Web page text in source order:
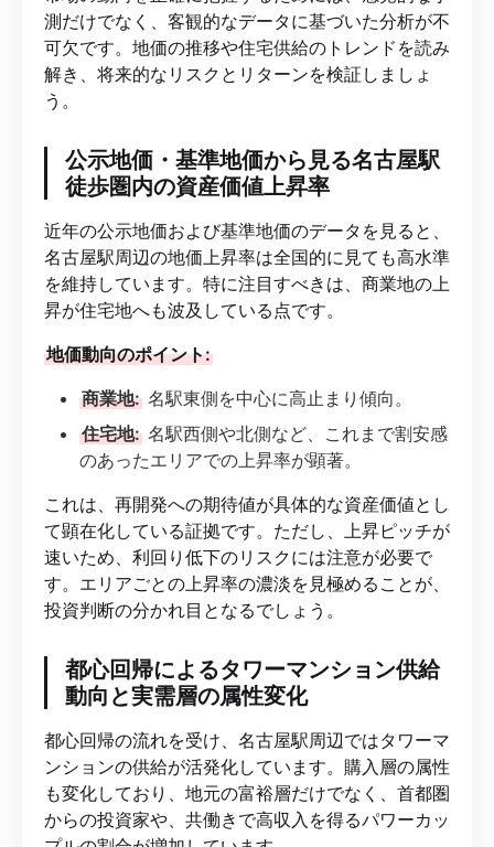
測だけでなく、客観的なデータに基づいた分析が不
可欠です。地価の推移や住宅供給のトレンドを読み
解き、将来的なリスクとリターンを検証しましょ
う。
公示地価・基準地価から見る名古屋駅
徒歩圏内の資産価値上昇率
近年の公示地価および基準地価のデータを見ると、
名古屋駅周辺の地価上昇率は全国的に見ても高水準
を維持しています。特に注目すべきは、商業地の上
昇が住宅地へも波及している点です。
地価動向のポイント:
商業地: 名駅東側を中心に高止まり傾向。
住宅地: 名駅西側や北側など、これまで割安感
のあったエリアでの上昇率が顕著。
これは、再開発への期待値が具体的な資産価値とし
て顕在化している証拠です。ただし、上昇ピッチが
速いため、利回り低下のリスクには注意が必要で
す。エリアごとの上昇率の濃淡を見極めることが、
投資判断の分かれ目となるでしょう。
都心回帰によるタワーマンション供給
動向と実需層の属性変化
都心回帰の流れを受け、名古屋駅周辺ではタワーマ
ンションの供給が活発化しています。購入層の属性
も変化しており、地元の富裕層だけでなく、首都圏
からの投資家や、共働きで高収入を得るパワーカッ